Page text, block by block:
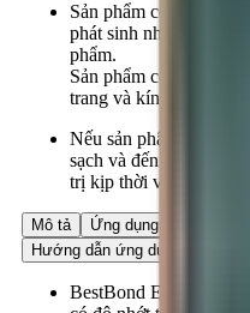
Sản phẩm có khả
phát sinh nhiệt và lửa,
phẩm.
Sản phẩm có thể gây
trang và kính bảo hộ
Nếu sản phẩm bị văng
sạch và đến ngay cơ
trị kịp thời và đúng
Mô tả Ứng dụng
Hướng dẫn ứng dụng
BestBond EP750 là